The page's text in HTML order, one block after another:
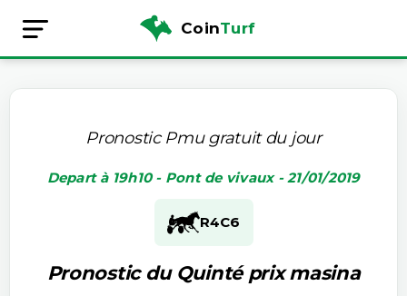
CoinTurf
Pronostic Pmu gratuit du jour
Depart à 19h10 - Pont de vivaux - 21/01/2019
R4C6
Pronostic du Quinté prix masina